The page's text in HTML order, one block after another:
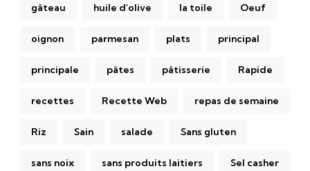
gâteau huile d'olive la toile Oeuf
oignon parmesan plats principal
principale pâtes pâtisserie Rapide
recettes Recette Web repas de semaine
Riz Sain salade Sans gluten
sans noix sans produits laitiers Sel casher